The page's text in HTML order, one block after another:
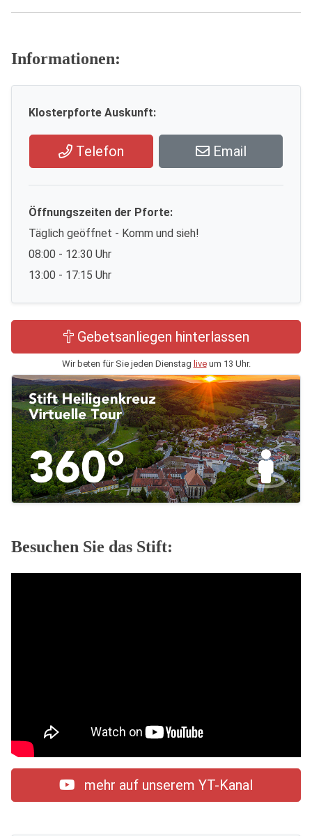
Informationen:
Klosterpforte Auskunft:
Telefon Email
Öffnungszeiten der Pforte:
Täglich geöffnet - Komm und sieh!
08:00 - 12:30 Uhr
13:00 - 17:15 Uhr
Gebetsanliegen hinterlassen
Wir beten für Sie jeden Dienstag liveum 13 Uhr.
Besuchen Sie das Stift:
mehr auf unserem YT-Kanal